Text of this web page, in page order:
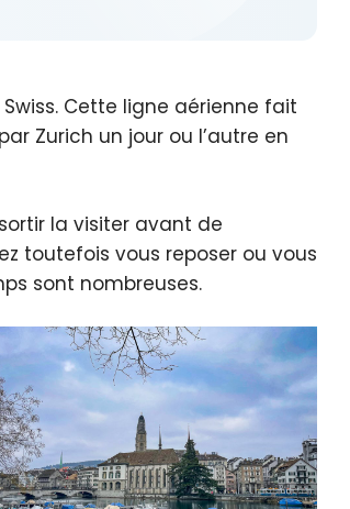
Cette ligne aérienne fait
Zurich un jour ou l’autre en
la visiter avant de
toutefois vous reposer ou vous
sont nombreuses.